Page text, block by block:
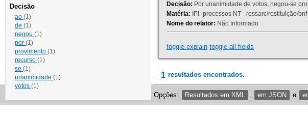
Decisão
ao (1)
de (1)
negou (1)
por (1)
provimento (1)
recurso (1)
se (1)
unanimidade (1)
votos (1)
Decisão: Por unanimidade de votos, negou-se
Matéria: IPI- processos NT - ressarc/restituição/
Nome do relator: Não Informado
toggle explain toggle all fields
1 resultados encontrados.
Opções: Resultados em XML em JSON e